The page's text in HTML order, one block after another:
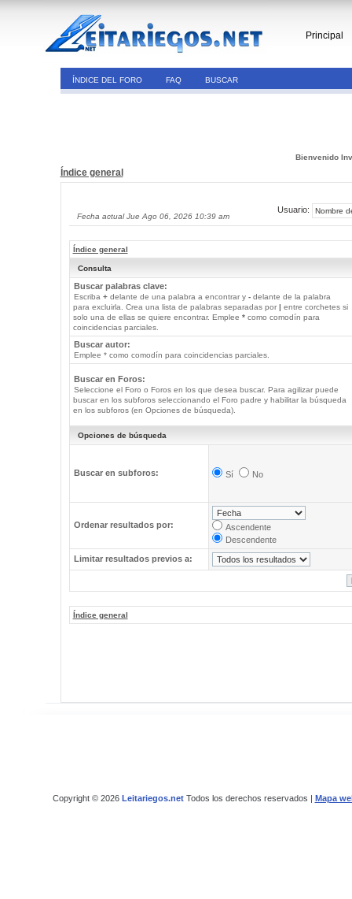
Principal
ÍNDICE DEL FORO FAQ BUSCAR
Bienvenido
Índice general
Fecha actual Jue Ago 06, 2026 10:39 am
Usuario:
Índice general
Consulta
Buscar palabras clave:
Escriba +delante de una palabra a encontrar y -delante de la palabra
para excluirla. Crea una lista de palabras separadas por | entre corchetes si
solo una de ellas se quiere encontrar. Emplee *como comodín para
coincidencias parciales.
Buscar autor:
Emplee * como comodín para coincidencias parciales.
Buscar en Foros:
Seleccione el Foro o Foros en los que desea buscar. Para agilizar puede
buscar en los subforos seleccionando el Foro padre y habilitar la búsqueda
en los subforos (en Opciones de búsqueda).
Opciones de búsqueda
Buscar en subforos: Sí No
Ordenar resultados por:
Ascendente
Descendente
Limitar resultados previos a:
Índice general
Copyright © 2026 Leitariegos.netTodos los derechos reservados | Mapa